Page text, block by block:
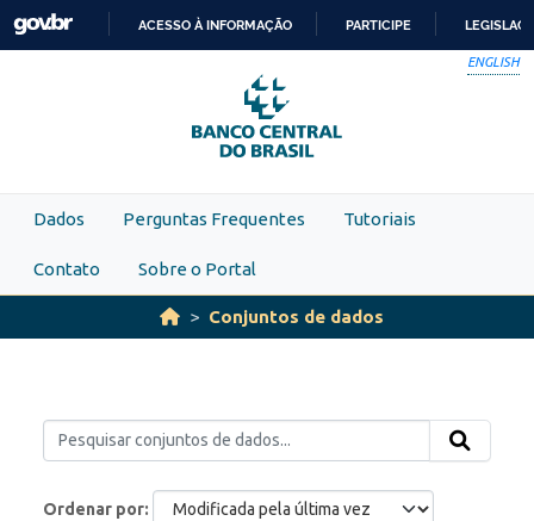
Skip to main content
PARA
O
CONTEÚDO
ACESSO À INFORMAÇÃO PARTICIPE
ENGLISH
Dados Perguntas Frequentes Tutoriais
Contato Sobre o Portal
Conjuntos de dados
Ordenar por